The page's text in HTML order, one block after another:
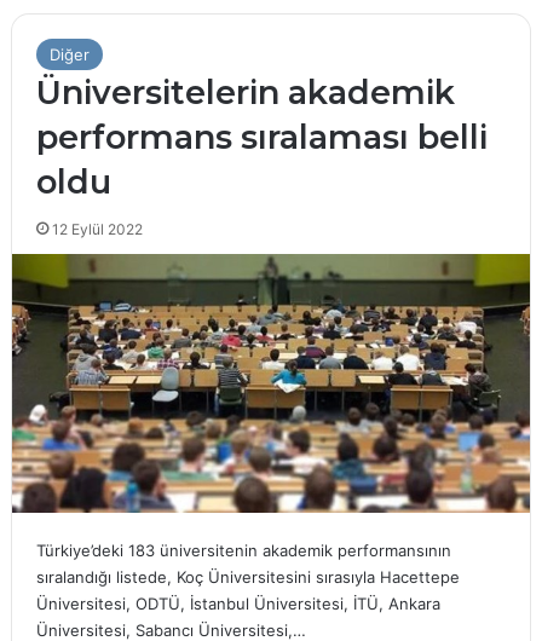
Diğer
Üniversitelerin akademik
performans sıralaması belli
oldu
12 Eylül 2022
Türkiye’deki 183 üniversitenin akademik performansının
sıralandığı listede, Koç Üniversitesini sırasıyla Hacettepe
Üniversitesi, ODTÜ, İstanbul Üniversitesi, İTÜ, Ankara
Üniversitesi, Sabancı Üniversitesi,…